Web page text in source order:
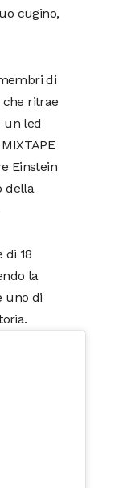
cugino,
di
che ritrae
un led
Einstein
della
di 18
la
uno di